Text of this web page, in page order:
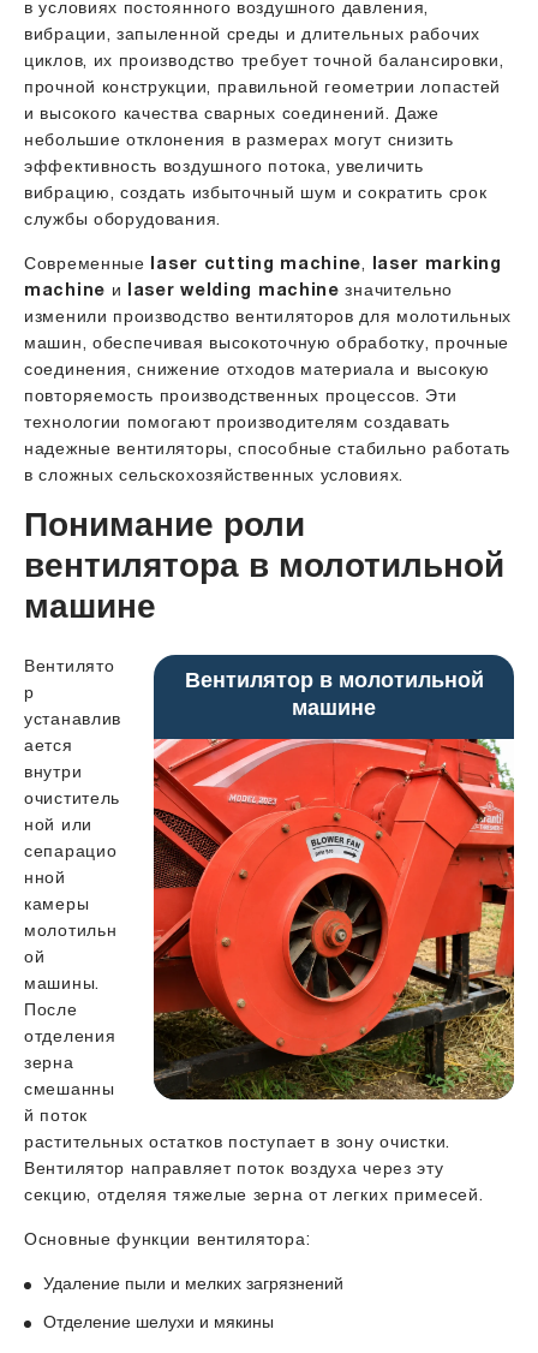
в условиях постоянного воздушного давления,
вибрации, запыленной среды и длительных рабочих
циклов, их производство требует точной балансировки,
прочной конструкции, правильной геометрии лопастей
и высокого качества сварных соединений. Даже
небольшие отклонения в размерах могут снизить
эффективность воздушного потока, увеличить
вибрацию, создать избыточный шум и сократить срок
службы оборудования.
Современные laser cutting machine,
laser marking
machine и laser welding machine значительно
изменили производство вентиляторов для молотильных
машин, обеспечивая высокоточную обработку, прочные
соединения, снижение отходов материала и высокую
повторяемость производственных процессов. Эти
технологии помогают производителям создавать
надежные вентиляторы, способные стабильно работать
в сложных сельскохозяйственных условиях.
Понимание роли
вентилятора в молотильной
машине
Вентилятор в молотильной
машине
Вентилято
р
устанавлив
ается
внутри
очиститель
ной или
сепарацио
нной
камеры
молотильн
ой
машины.
После
отделения
зерна
смешанны
й поток
растительных остатков поступает в зону очистки.
Вентилятор направляет поток воздуха через эту
секцию, отделяя тяжелые зерна от легких примесей.
Основные функции вентилятора:
Удаление пыли и мелких загрязнений
Отделение шелухи и мякины